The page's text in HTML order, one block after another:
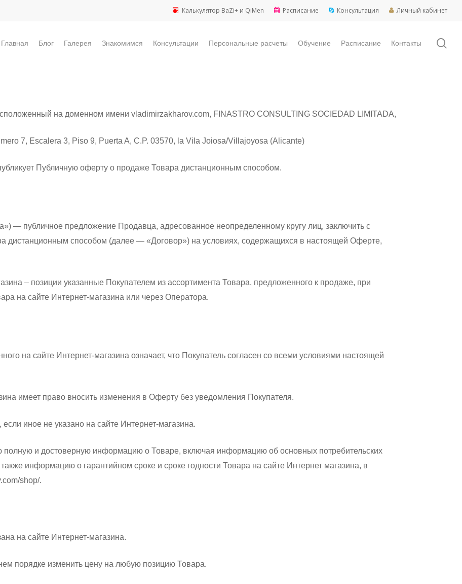
Калькулятор BaZi+ и QiMen Расписание Консультация Личный кабинет
Главная Блог Галерея Знакомимся Консультации Персональные расчеты Обучение Расписание Контакты
на доменном имени vladimirzakharov.com, FINASTRO CONSULTING SOCIEDAD LIMITADA,
7, Escalera 3, Piso 9, Puerta A, C.P. 03570, la Vila Joiosa/Villajoyosa (Alicante)
Публичную оферту о продаже Товара дистанционным способом.
— публичное предложение Продавца, адресованное неопределенному кругу лиц, заключить с
дистанционным способом (далее — «Договор») на условиях, содержащихся в настоящей Оферте,
– позиции указанные Покупателем из ассортимента Товара, предложенного к продаже, при
на сайте Интернет-магазина или через Оператора.
на сайте Интернет-магазина означает, что Покупатель согласен со всеми условиями настоящей
имеет право вносить изменения в Оферту без уведомления Покупателя.
иное не указано на сайте Интернет-магазина.
полную и достоверную информацию о Товаре, включая информацию об основных потребительских
информацию о гарантийном сроке и сроке годности Товара на сайте Интернет магазина, в
shop/.
на сайте Интернет-магазина.
порядке изменить цену на любую позицию Товара.